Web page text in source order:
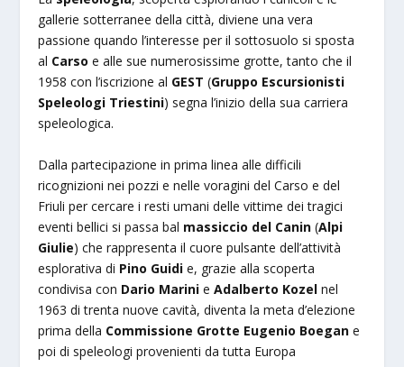
gallerie sotterranee della città, diviene una vera
passione quando l’interesse per il sottosuolo si sposta
al Carso e alle sue numerosissime grotte, tanto che il
1958 con l’iscrizione al GEST (Gruppo Escursionisti
Speleologi Triestini) segna l’inizio della sua carriera
speleologica.
Dalla partecipazione in prima linea alle difficili
ricognizioni nei pozzi e nelle voragini del Carso e del
Friuli per cercare i resti umani delle vittime dei tragici
eventi bellici si passa bal massiccio del Canin (Alpi
Giulie) che rappresenta il cuore pulsante dell’attività
esplorativa di Pino Guidi e, grazie alla scoperta
condivisa con Dario Marini eAdalberto Kozel nel
1963 di trenta nuove cavità, diventa la meta d’elezione
prima della Commissione Grotte Eugenio Boegan e
poi di speleologi provenienti da tutta Europa